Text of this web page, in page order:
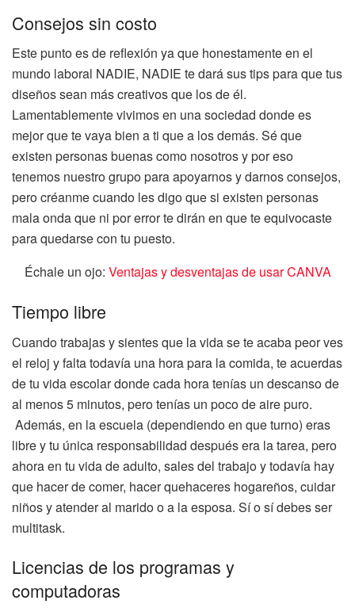
Consejos sin costo
Este punto es de reflexión ya que honestamente en el
mundo laboral NADIE, NADIE te dará sus tips para que tus
diseños sean más creativos que los de él.
Lamentablemente vivimos en una sociedad donde es
mejor que te vaya bien a ti que a los demás. Sé que
existen personas buenas como nosotros y por eso
tenemos nuestro grupo para apoyarnos y darnos consejos,
pero créanme cuando les digo que si existen personas
mala onda que ni por error te dirán en que te equivocaste
para quedarse con tu puesto.
Échale un ojo: Ventajas y desventajas de usar CANVA
Tiempo libre
Cuando trabajas y sientes que la vida se te acaba peor ves
el reloj y falta todavía una hora para la comida, te acuerdas
de tu vida escolar donde cada hora tenías un descanso de
al menos 5 minutos, pero tenías un poco de aire puro.
Además, en la escuela (dependiendo en que turno) eras
libre y tu única responsabilidad después era la tarea, pero
ahora en tu vida de adulto, sales del trabajo y todavía hay
que hacer de comer, hacer quehaceres hogareños, cuidar
niños y atender al marido o a la esposa. Sí o sí debes ser
multitask.
Licencias de los programas y
computadoras